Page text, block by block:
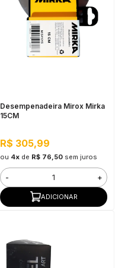
Desempenadeira Mirox Mirka
15CM
R$ 305,99
ou 4xde R$ 76,50 sem juros
- +
ADICIONAR